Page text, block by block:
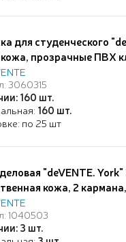
для студенческого
прозрачные ПВХ
фольгой, синяя,
3060315
160 шт.
160 шт.
по 25 шт
"deVENTE.
кожа, 2
и ручки, на молнии,
1040503
3 шт.